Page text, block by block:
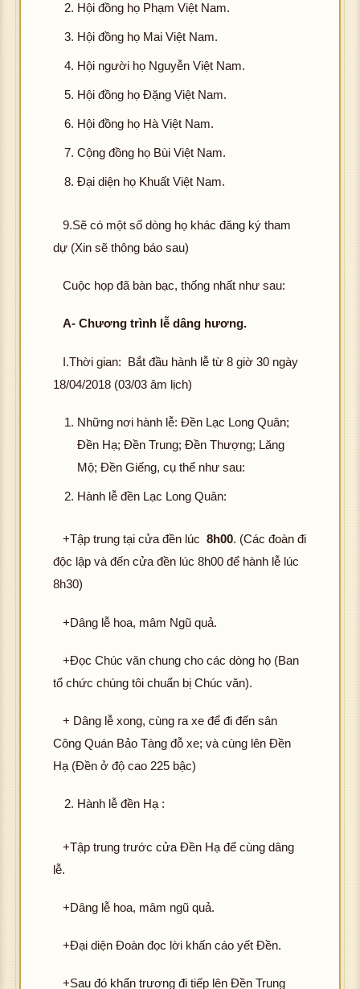
Hội đồng họ Phạm Việt Nam.
Hội đồng họ Mai Việt Nam.
Hội người họ Nguyễn Việt Nam.
Hội đồng họ Đặng Việt Nam.
Hội đồng họ Hà Việt Nam.
Cộng đồng họ Bùi Việt Nam.
Đại diện họ Khuất Việt Nam.
9.Sẽ có một số dòng họ khác đăng ký tham
dự (Xin sẽ thông báo sau)
Cuộc họp đã bàn bạc, thống nhất như sau:
A- Chương trình lễ dâng hương.
I.Thời gian: Bắt đầu hành lễ từ 8 giờ 30 ngày
18/04/2018 (03/03 âm lịch)
Những nơi hành lễ: Đền Lạc Long Quân;
Đền Hạ; Đền Trung; Đền Thượng; Lăng
Mộ; Đền Giếng, cụ thể như sau:
Hành lễ đền Lạc Long Quân:
+Tập trung tại cửa đền lúc8h00. (Các đoàn đi
độc lập và đến cửa đền lúc 8h00 để hành lễ lúc
8h30)
+Dâng lễ hoa, mâm Ngũ quả.
+Đọc Chúc văn chung cho các dòng họ (Ban
tổ chức chúng tôi chuẩn bị Chúc văn).
+ Dâng lễ xong, cùng ra xe để đi đến sân
Công Quán Bảo Tàng đỗ xe; và cùng lên Đền
Hạ (Đền ở độ cao 225 bậc)
Hành lễ đền Hạ :
+Tập trung trước cửa Đền Hạ để cùng dâng
lễ.
+Dâng lễ hoa, mâm ngũ quả.
+Đại diện Đoàn đọc lời khấn cáo yết Đền.
+Sau đó khẩn trương đi tiếp lên Đền Trung